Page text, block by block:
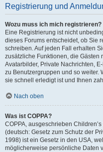
Registrierung und
Wozu muss ich mich registrieren?
Eine Registrierung ist nicht
dieses Forums entscheidet, ob Sie
schreiben. Auf jeden Fall erhalten
zusätzliche Funktionen, die Gästen
Avatarbilder, Private Nachrichten,
zu Benutzergruppen und so weiter.
sie schnell erledigt ist und Ihnen
Nach oben
Was ist COPPA?
COPPA, ausgeschrieben
(deutsch: Gesetz zum Schutz der
1998) ist ein Gesetz in den USA,
möglicherweise persönliche Daten